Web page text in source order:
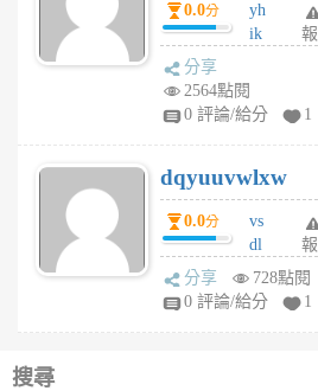
前
0.0分
yh
ik
tu
6
個
月
前
報
分享
2564點閱
0 評論/給分
1
dqyuuvwlxw
0.0分
vs
dl
sq
fy
報
分享
728點閱
0 評論/給分
1
搜尋